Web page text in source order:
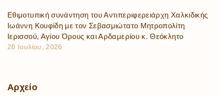
Εθιμοτυπική συνάντηση του Αντιπεριφερειάρχη Χαλκιδικής
Ιωάννη Κουφίδη με τον Σεβασμιώτατο Μητροπολίτη
Ιερισσού, Αγίου Όρους και Αρδαμερίου κ. Θεόκλητο
28 Ιουλίου, 2026
Αρχείο